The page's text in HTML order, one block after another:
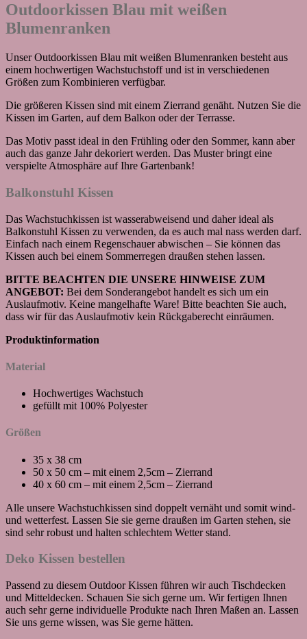
Outdoorkissen Blau mit weißen
Blumenranken
Unser Outdoorkissen Blau mit weißen Blumenranken besteht aus
einem hochwertigen Wachstuchstoff und ist in verschiedenen
Größen zum Kombinieren verfügbar.
Die größeren Kissen sind mit einem Zierrand genäht. Nutzen Sie die
Kissen im Garten, auf dem Balkon oder der Terrasse.
Das Motiv passt ideal in den Frühling oder den Sommer, kann aber
auch das ganze Jahr dekoriert werden. Das Muster bringt eine
verspielte Atmosphäre auf Ihre Gartenbank!
Balkonstuhl Kissen
Das Wachstuchkissen ist wasserabweisend und daher ideal als
Balkonstuhl Kissen zu verwenden, da es auch mal nass werden darf.
Einfach nach einem Regenschauer abwischen – Sie können das
Kissen auch bei einem Sommerregen draußen stehen lassen.
BITTE BEACHTEN DIE UNSERE HINWEISE ZUM
ANGEBOT: Bei dem Sonderangebot handelt es sich um ein
Auslaufmotiv. Keine mangelhafte Ware! Bitte beachten Sie auch,
dass wir für das Auslaufmotiv kein Rückgaberecht einräumen.
Produktinformation
Material
Hochwertiges Wachstuch
gefüllt mit 100% Polyester
Größen
35 x 38 cm
50 x 50 cm – mit einem 2,5cm – Zierrand
40 x 60 cm – mit einem 2,5cm – Zierrand
Alle unsere Wachstuchkissen sind doppelt vernäht und somit wind-
und wetterfest. Lassen Sie sie gerne draußen im Garten stehen, sie
sind sehr robust und halten schlechtem Wetter stand.
Deko Kissen bestellen
Passend zu diesem Outdoor Kissen führen wir auch Tischdecken
und Mitteldecken. Schauen Sie sich gerne um. Wir fertigen Ihnen
auch sehr gerne individuelle Produkte nach Ihren Maßen an. Lassen
Sie uns gerne wissen, was Sie gerne hätten.